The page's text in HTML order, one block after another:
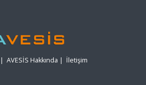
| AVESİS Hakkında | İletişim